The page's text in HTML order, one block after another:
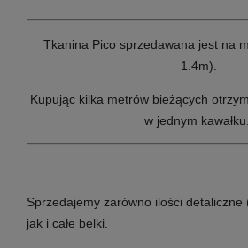
Tkanina Pico sprzedawana jest na
1.4m).
Kupując kilka metrów bieżących
w jednym kawałku.
Sprzedajemy zarówno ilości detaliczne
jak i całe belki.